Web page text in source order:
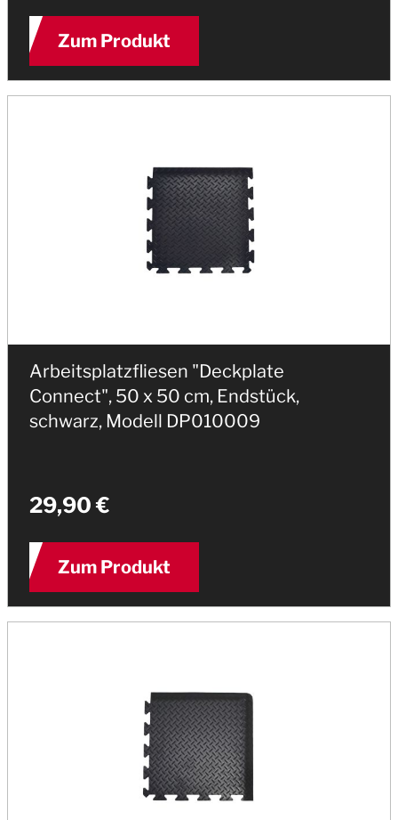
Zum Produkt
Arbeitsplatzfliesen "Deckplate
Connect", 50 x 50 cm, Endstück,
schwarz, Modell DP010009
29,90 €
Zum Produkt